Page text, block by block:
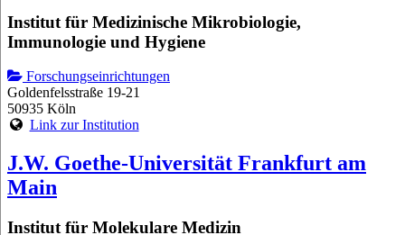
Institut für Medizinische Mikrobiologie,
Immunologie und Hygiene
Forschungseinrichtungen
Goldenfelsstraße 19-21
50935 Köln
Link zur Institution
J.W. Goethe-Universität Frankfurt am
Main
Institut für Molekulare Medizin